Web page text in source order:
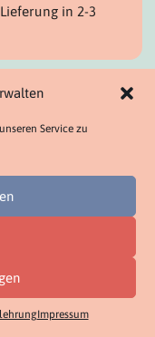
Service zu
Impressum
in 2-3